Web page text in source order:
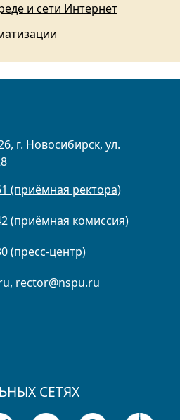
и сети Интернет
г. Новосибирск, ул.
(приёмная ректора)
(приёмная комиссия)
(пресс-центр)
, rector@nspu.ru
СЕТЯХ